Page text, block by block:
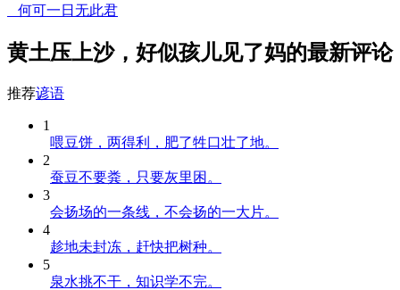
何可一日无此君
黄土压上沙，好似孩儿见了妈的最新评论
推荐谚语
1
喂豆饼，两得利，肥了牲口壮了地。
2
蚕豆不要粪，只要灰里困。
3
会扬场的一条线，不会扬的一大片。
4
趁地未封冻，赶快把树种。
5
泉水挑不干，知识学不完。